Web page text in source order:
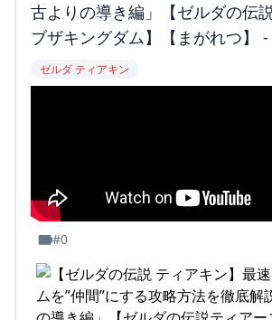
ティアキン 武器
古よりの導き編」【ゼルダの伝
ブザキングダム】【まがれつ】
ゼルダ ティアキン
#0